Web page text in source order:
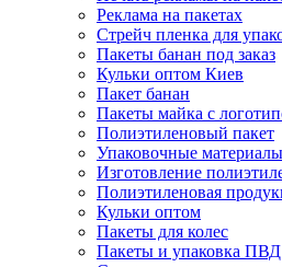
Реклама на пакетах
Стрейч пленка для
Пакеты банан под заказ
Кульки оптом Киев
Пакет банан
Пакеты майка с
Полиэтиленовый пакет
Упаковочные материалы
Изготовление
Полиэтиленовая
Кульки оптом
Пакеты для колес
Пакеты и упаковка ПВД